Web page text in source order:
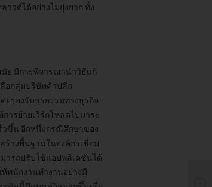
วด์ได้อย่างไม่ยุ่งยาก ทั้ง
ย มีการพิจารณานำวิธีแก้
อกลุ่มบริษัทค้าปลีก
ยรองรับธุรกรรมทางธุรกิจ
ารย้ายเวิร์กโหลดไปมาระ
วขึ้น อีกหนึ่งกรณีศึกษาของ
ร้างพื้นฐานในองค์กรเชื่อม
ารถปรับใช้แอปพลิเคชันได้
พนักงานทำงานอย่างมี